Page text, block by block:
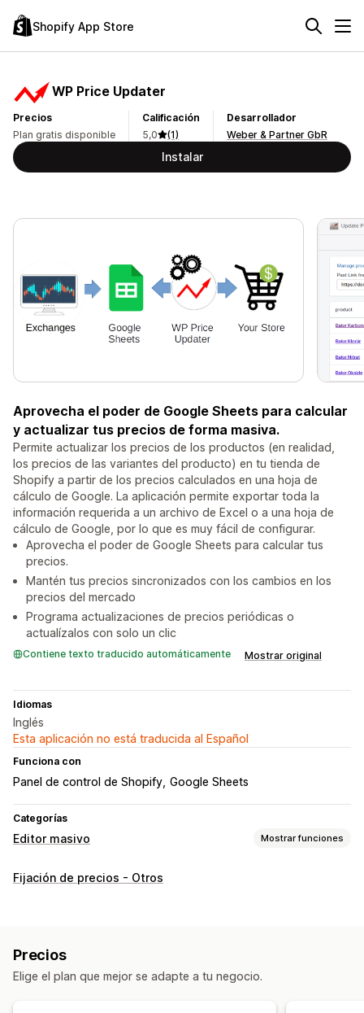
Shopify App Store
WP Price Updater
Precios
Plan gratis disponible
Calificación
5,0
(1)
Desarrollador
Weber & Partner GbR
Instalar
Aprovecha el poder de Google Sheets para calcular
y actualizar tus precios de forma masiva.
Permite actualizar los precios de los productos (en realidad,
los precios de las variantes del producto) en tu tienda de
Shopify a partir de los precios calculados en una hoja de
cálculo de Google. La aplicación permite exportar toda la
información requerida a un archivo de Excel o a una hoja de
cálculo de Google, por lo que es muy fácil de configurar.
Aprovecha el poder de Google Sheets para calcular tus
precios.
Mantén tus precios sincronizados con los cambios en los
precios del mercado
Programa actualizaciones de precios periódicas o
actualízalos con solo un clic
Contiene texto traducido automáticamente Mostrar original
Idiomas
Inglés
Esta aplicación no está traducida al Español
Funciona con
Panel de control de Shopify Google Sheets
Categorías
Editor masivo Mostrar funciones
Recursos editables
Impresión y exportación de CSV
Edición masiva
Fijación de precios - Otros
Precios
Elige el plan que mejor se adapte a tu negocio.